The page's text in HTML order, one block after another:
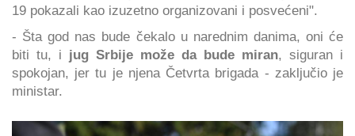
19 pokazali kao izuzetno organizovani i posvećeni".
- Šta god nas bude čekalo u narednim danima, oni će
biti tu, i jug Srbije može da bude miran, siguran i
spokojan, jer tu je njena Četvrta brigada - zaključio je
ministar.